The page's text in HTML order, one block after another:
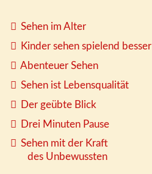
Sehen im Alter
Kinder sehen spielend besser
Abenteuer Sehen
Sehen ist Lebensqualität
Der geübte Blick
Drei Minuten Pause
Sehen mit der Kraft
des Unbewussten